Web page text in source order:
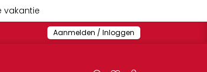
vakantie
Aanmelden / Inloggen